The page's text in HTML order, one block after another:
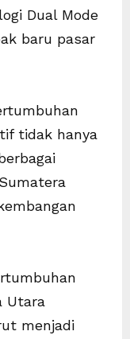
Dual Mode
baru pasar
tidak hanya
Utara
menjadi